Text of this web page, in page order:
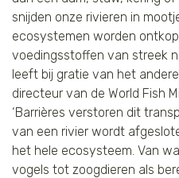
snijden onze rivieren in
ecosystemen worden
voedingsstoffen van streek
leeft bij gratie van het
directeur van de World Fish
‘Barrières verstoren dit
van een rivier wordt
het hele ecosysteem. Van
vogels tot zoogdieren als